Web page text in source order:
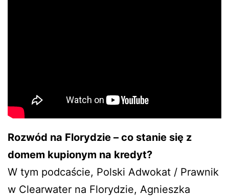
Rozwód na Florydzie – co stanie się z
domem kupionym na kredyt?
W tym podcaście, Polski Adwokat / Prawnik
w Clearwater na Florydzie, Agnieszka